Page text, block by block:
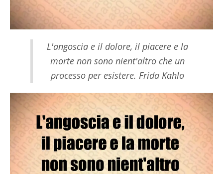
L'angoscia e il dolore, il piacere e la
morte non sono nient'altro che un
processo per esistere. Frida Kahlo